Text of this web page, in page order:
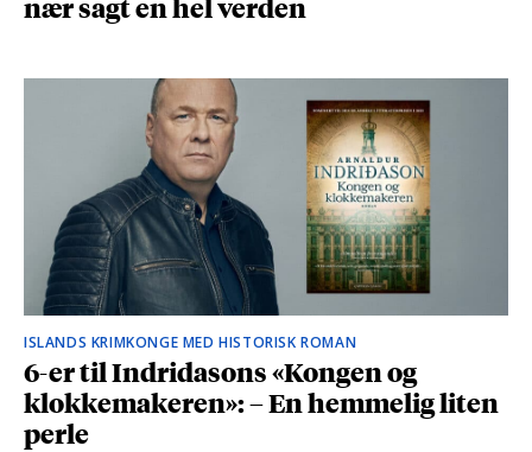
ISLANDS KRIMKONGE MED HISTORISK ROMAN
6-er til Indridasons «Kongen og
klokkemakeren»: – En hemmelig liten
perle